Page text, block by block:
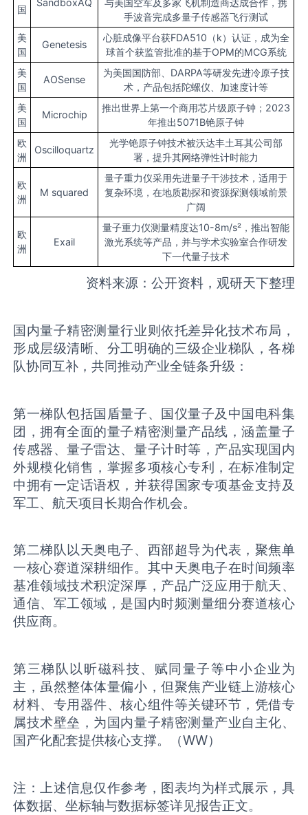
国
SandboxAQ
与美国空军及多家飞机制造商达成合作，携
手波音完成多量子传感器飞行测试
美
国
Genetesis
心脏成像平台获FDA510（k）认证，成为全
球首个获监管批准的基于OPM的MCG系统
美
国
AOSense
为美国国防部、DARPA等研发先进冷原子技
术，产品包括陀螺仪、加速度计等
美
国
Microchip
推出世界上第一个商用芯片级原子钟；2023
年推出5071B铯原子钟
欧
洲
Oscilloquartz
光学铯原子钟技术被沃达丰土耳其公司部
署，提升其网络弹性计时能力
欧
洲
M squared
量子重力仪采用先进量子干涉技术，适用于
复杂环境，在地质勘探和资源探测领域前景
广阔
欧
洲
Exail
量子重力仪测量精度达10-8m/s²，推出智能
激光系统等产品，并与学术实验室合作研发
下一代量子技术
资料来源：公开资料，观研天下整理
国内量子精密测量行业则依托差异化技术布局，
形成层级清晰、分工明确的三级企业梯队，各梯
队协同互补，共同推动产业全链条升级：
第一梯队包括国盾量子、国仪量子及中国电科集
团，拥有全面的量子精密测量产品线，涵盖量子
传感器、量子雷达、量子计时等，产品实现国内
外规模化销售，掌握多项核心专利，在标准制定
中拥有一定话语权，并获得国家专项基金支持及
军工、航天项目长期合作机会。
第二梯队以天奥电子、西部超导为代表，聚焦单
一核心赛道深耕细作。其中天奥电子在时间频率
基准领域技术积淀深厚，产品广泛应用于航天、
通信、军工领域，是国内时频测量细分赛道核心
供应商。
第三梯队以昕磁科技、赋同量子等中小企业为
主，虽然整体体量偏小，但聚焦产业链上游核心
材料、专用器件、核心组件等关键环节，凭借专
属技术壁垒，为国内量子精密测量产业自主化、
国产化配套提供核心支撑。（WW）
注：上述信息仅作参考，图表均为样式展示，具
体数据、坐标轴与数据标签详见报告正文。